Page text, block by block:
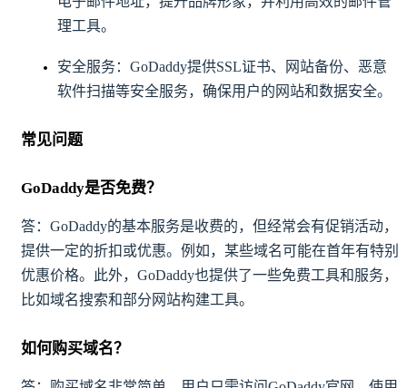
理工具。
安全服务：GoDaddy提供SSL证书、网站备份、恶意
软件扫描等安全服务，确保用户的网站和数据安全。
常见问题
GoDaddy是否免费？
答：GoDaddy的基本服务是收费的，但经常会有促销活动，
提供一定的折扣或优惠。例如，某些域名可能在首年有特别
优惠价格。此外，GoDaddy也提供了一些免费工具和服务，
比如域名搜索和部分网站构建工具。
如何购买域名？